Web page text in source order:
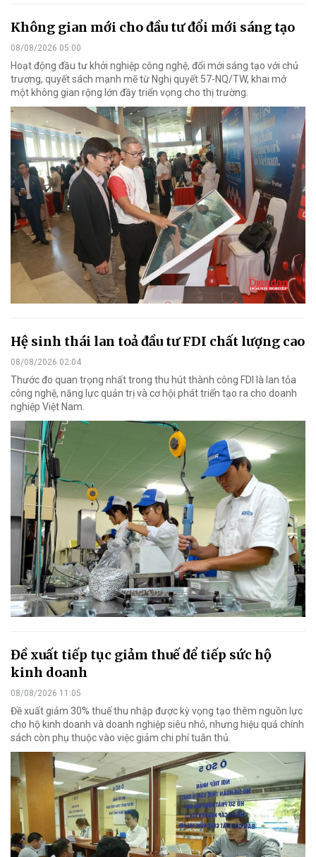
Không gian mới cho đầu tư đổi mới sáng tạo
08/08/2026 05:00
Hoạt động đầu tư khởi nghiệp công nghệ, đổi mới sáng tạo với chủ
trương, quyết sách mạnh mẽ từ Nghị quyết 57-NQ/TW, khai mở
một không gian rộng lớn đầy triển vọng cho thị trường.
Hệ sinh thái lan toả đầu tư FDI chất lượng cao
08/08/2026 02:04
Thước đo quan trọng nhất trong thu hút thành công FDI là lan tỏa
công nghệ, năng lực quản trị và cơ hội phát triển tạo ra cho doanh
nghiệp Việt Nam.
Đề xuất tiếp tục giảm thuế để tiếp sức hộ
kinh doanh
08/08/2026 11:05
Đề xuất giảm 30% thuế thu nhập được kỳ vọng tạo thêm nguồn lực
cho hộ kinh doanh và doanh nghiệp siêu nhỏ, nhưng hiệu quả chính
sách còn phụ thuộc vào việc giảm chi phí tuân thủ.